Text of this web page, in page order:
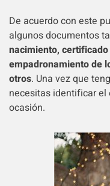
De acuerdo con este
algunos documentos
nacimiento,
empadronamiento de
otros. Una vez que
necesitas identificar el
ocasión.